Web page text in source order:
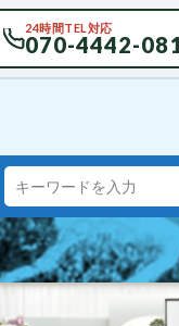
24時間TEL対応
070-4442-